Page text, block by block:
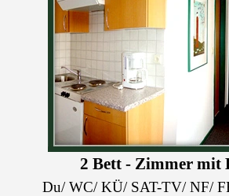
2 Bett - Zimmer mit
Du/ WC/ KÜ/ SAT-TV/ NF/